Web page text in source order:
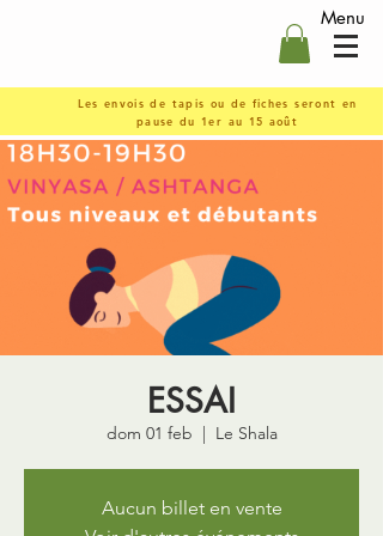
Menu
Les envois de tapis ou de fiches seront en
pause du 1er au 15 août
ESSAI
dom 01 feb
  |
Le Shala
Aucun billet en vente